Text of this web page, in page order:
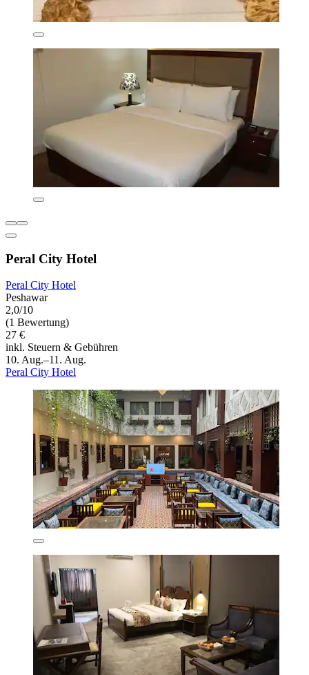
Peral City Hotel
Peral City Hotel
Peshawar
2,0/10
(1 Bewertung)
27 €
inkl. Steuern & Gebühren
10. Aug.–11. Aug.
Peral City Hotel